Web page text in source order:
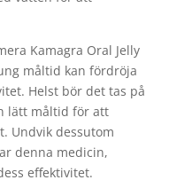
Kamagra Oral Jelly
måltid kan fördröja
Helst bör det tas på
lätt måltid för att
Undvik dessutom
denna medicin,
effektivitet.